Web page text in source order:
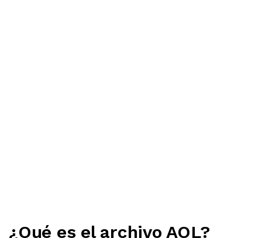
¿Qué es el archivo AQL?